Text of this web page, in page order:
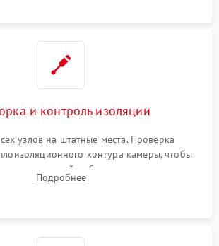
и контроль изоляции
узлов на штатные места. Проверка
контура камеры, чтобы
кухонной мебели и потерю тепла.
клемм и сборка корпуса шкафа.
Подробнее